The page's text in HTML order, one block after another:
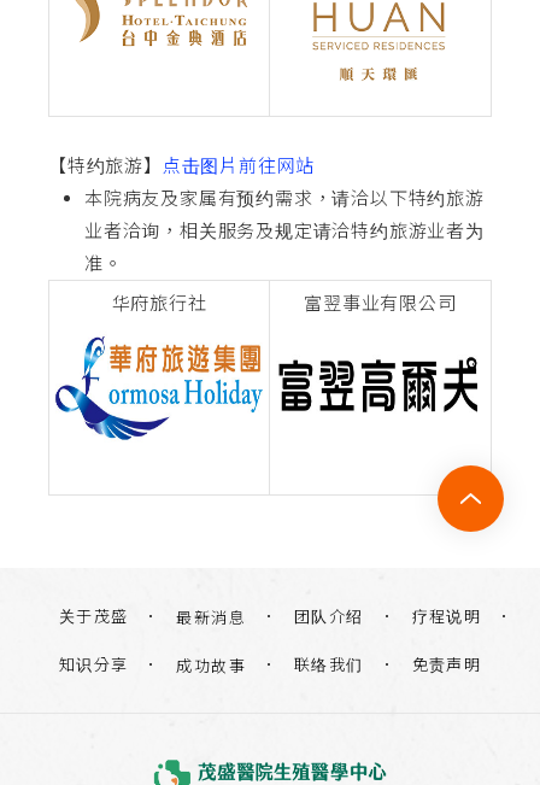
【特约旅游】 点击图片前往网站
本院病友及家属有预约需求，请洽以下特约旅游
业者洽询，相关服务及规定请洽特约旅游业者为
准。
华府旅行社
富翌事业有限公司
关于茂盛 最新消息 团队介绍 疗程说明
知识分享 成功故事 联络我们 免责声明